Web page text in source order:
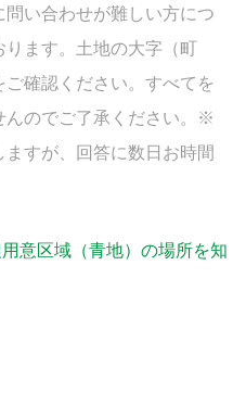
い合わせが難しい方につ
ます。土地の大字（町
確認ください。すべてを
んのでご了承ください。※
すが、回答に数日お時間
意区域（青地）の場所を知